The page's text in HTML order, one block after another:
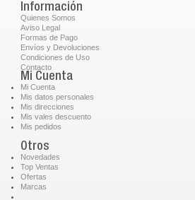
Información
Quienes Somos
Aviso Legal
Formas de Pago
Envíos y Devoluciones
Condiciones de Uso
Contacto
Mi Cuenta
Mi Cuenta
Mis datos personales
Mis direcciones
Mis vales descuento
Mis pedidos
Otros
Novedades
Top Ventas
Ofertas
Marcas